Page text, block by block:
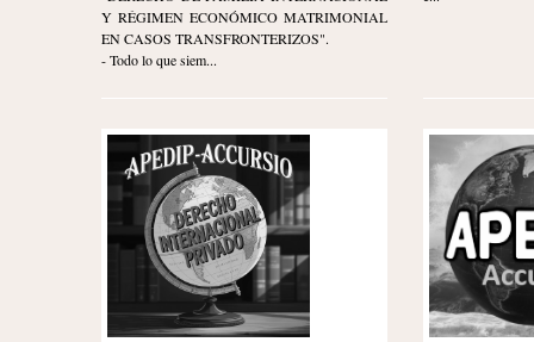
Y RÉGIMEN ECONÓMICO MATRIMONIAL
EN CASOS TRANSFRONTERIZOS".
- Todo lo que siem...